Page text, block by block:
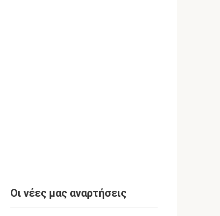
Οι νέες μας αναρτήσεις